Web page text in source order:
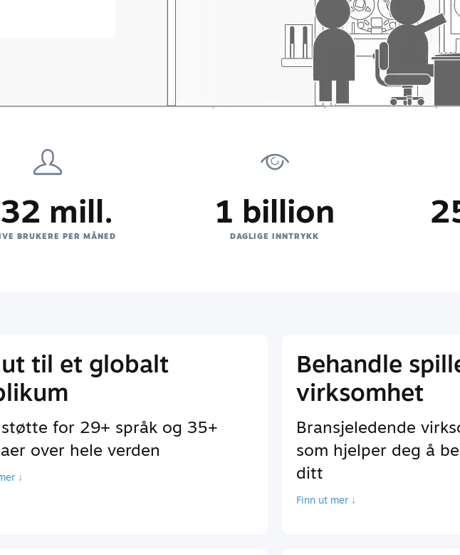
mill.
BRUKERE PER MÅNED
1 billion
DAGLIGE INNTRYKK
til et globalt
for 29+ språk og 35+
over hele verden
↓
Behandle
virksomhet
Bransjeledende
som hjelper deg å
ditt
Finn ut mer ↓